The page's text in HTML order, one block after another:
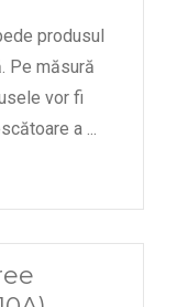
produsul
Pe măsură
vor fi
a ...